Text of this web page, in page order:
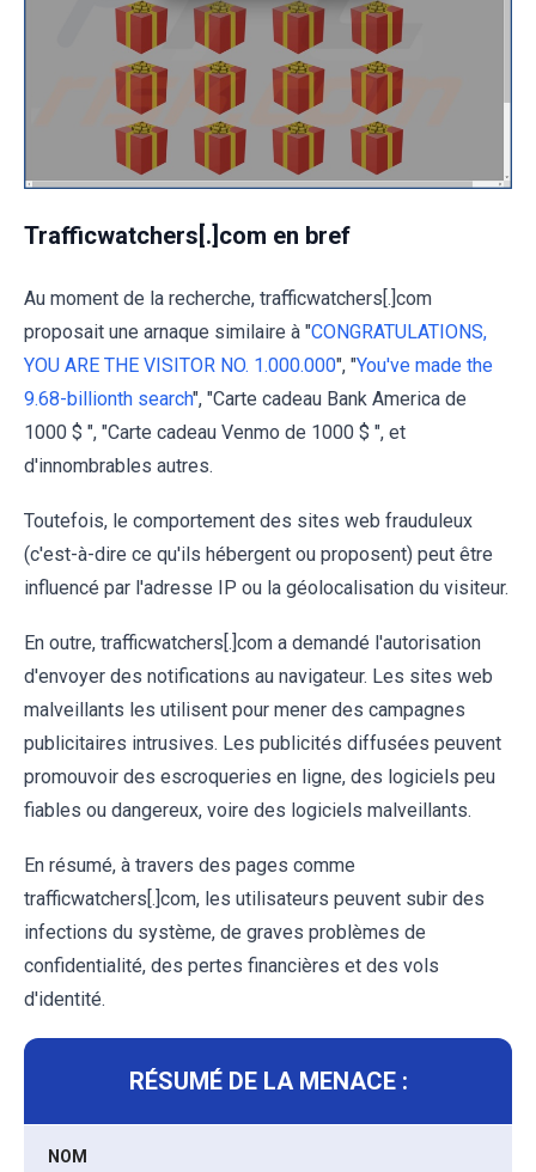
Trafficwatchers[.]com en bref
Au moment de la recherche, trafficwatchers[.]com
proposait une arnaque similaire à "CONGRATULATIONS,
YOU ARE THE VISITOR NO. 1.000.000", "You've made the
9.68-billionth search", "Carte cadeau Bank America de
1000 $ ", "Carte cadeau Venmo de 1000 $ ", et
d'innombrables autres.
Toutefois, le comportement des sites web frauduleux
(c'est-à-dire ce qu'ils hébergent ou proposent) peut être
influencé par l'adresse IP ou la géolocalisation du visiteur.
En outre, trafficwatchers[.]com a demandé l'autorisation
d'envoyer des notifications au navigateur. Les sites web
malveillants les utilisent pour mener des campagnes
publicitaires intrusives. Les publicités diffusées peuvent
promouvoir des escroqueries en ligne, des logiciels peu
fiables ou dangereux, voire des logiciels malveillants.
En résumé, à travers des pages comme
trafficwatchers[.]com, les utilisateurs peuvent subir des
infections du système, de graves problèmes de
confidentialité, des pertes financières et des vols
d'identité.
RÉSUMÉ DE LA MENACE :
NOM